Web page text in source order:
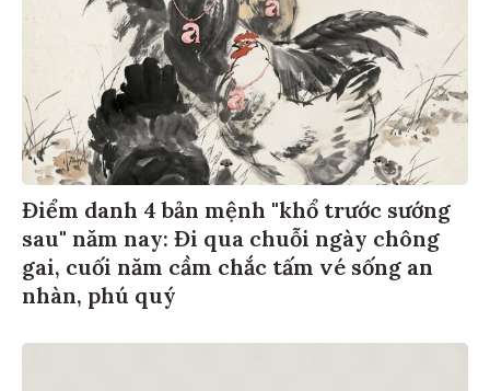
Điểm danh 4 bản mệnh "khổ trước sướng
sau" năm nay: Đi qua chuỗi ngày chông
gai, cuối năm cầm chắc tấm vé sống an
nhàn, phú quý